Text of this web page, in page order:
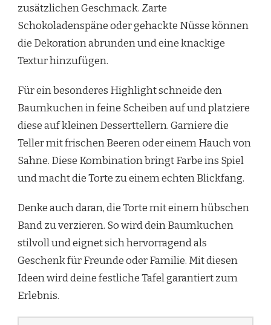
zusätzlichen Geschmack. Zarte
Schokoladenspäne oder gehackte Nüsse können
die Dekoration abrunden und eine knackige
Textur hinzufügen.
Für ein besonderes Highlight schneide den
Baumkuchen in feine Scheiben auf und platziere
diese auf kleinen Desserttellern. Garniere die
Teller mit frischen Beeren oder einem Hauch von
Sahne. Diese Kombination bringt Farbe ins Spiel
und macht die Torte zu einem echten Blickfang.
Denke auch daran, die Torte mit einem hübschen
Band zu verzieren. So wird dein Baumkuchen
stilvoll und eignet sich hervorragend als
Geschenk für Freunde oder Familie. Mit diesen
Ideen wird deine festliche Tafel garantiert zum
Erlebnis.